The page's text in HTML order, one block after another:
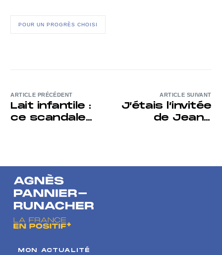
POUR UN PROGRÈS CHOISI
ARTICLE PRÉCÉDENT
Lait infantile :
ce scandale
dépendants
de
productions à
l’autre bout du
monde
ARTICLE SUIVANT
J’étais l’invitée
de Jean-
MON ACTUALITÉ